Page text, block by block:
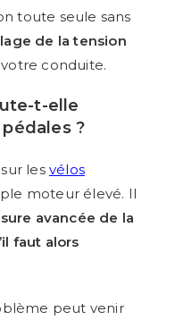
toute seule sans
de la tension
conduite.
t-elle
?
lesvélos
moteur élevé. Il
avancée de la
faut alors
peut venir